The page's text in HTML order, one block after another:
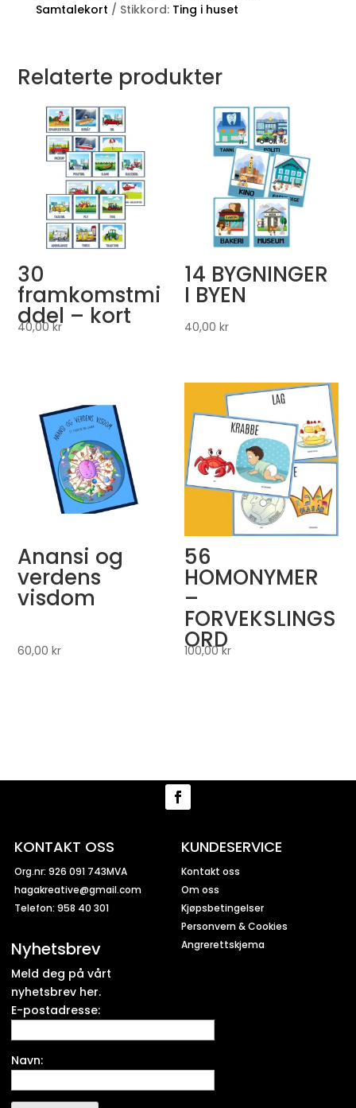
Samtalekort
Stikkord: Ting i huset
Relaterte produkter
30
framkomstmi
ddel – kort
40,00kr
14 BYGNINGER
I BYEN
40,00kr
Anansi og
verdens
visdom
60,00kr
56
HOMONYMER
–
FORVEKSLINGS
ORD
100,00kr
KONTAKT OSS
Org.nr: 926 091 743MVA
hagakreative@gmail.com
Telefon: 958 40 301
Nyhetsbrev
Meld deg på vårt
nyhetsbrev her.
E-postadresse:
Navn:
KUNDESERVICE
Kontakt oss
Om oss
Kjøpsbetingelser
Personvern & Cookies
Angrerettskjema